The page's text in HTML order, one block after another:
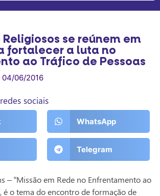
se reúnem em
fortalecer a luta no
ao Tráfico de Pessoas
04/06/2016
sociais
WhatsApp
Telegram
– “Missão em Rede no Enfrentamento ao
é o tema do encontro de formação de